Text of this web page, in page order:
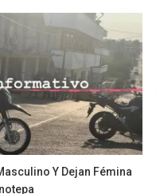
Y Dejan Fémina